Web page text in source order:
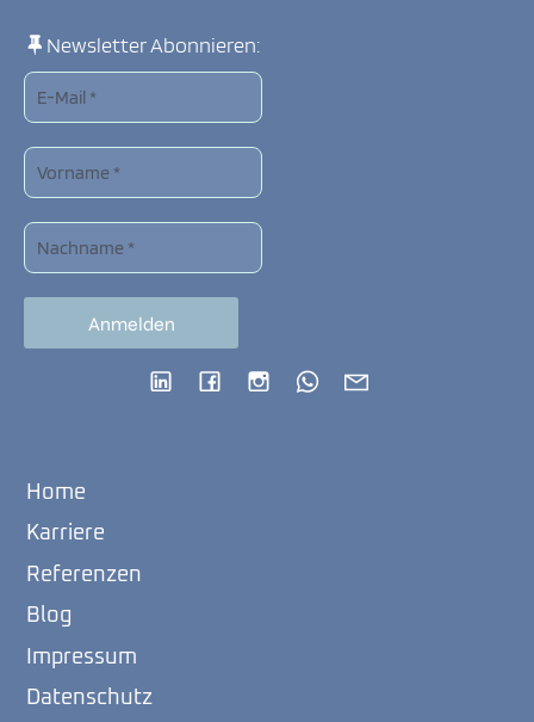
Newsletter Abonnieren:
Home
Karriere
Referenzen
Blog
Impressum
Datenschutz